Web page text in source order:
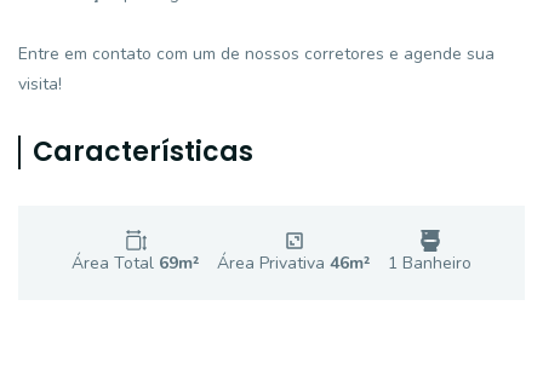
Entre em contato com um de nossos corretores e agende sua
visita!
Características
Área Total 69m² Área Privativa 46m² 1 Banheiro